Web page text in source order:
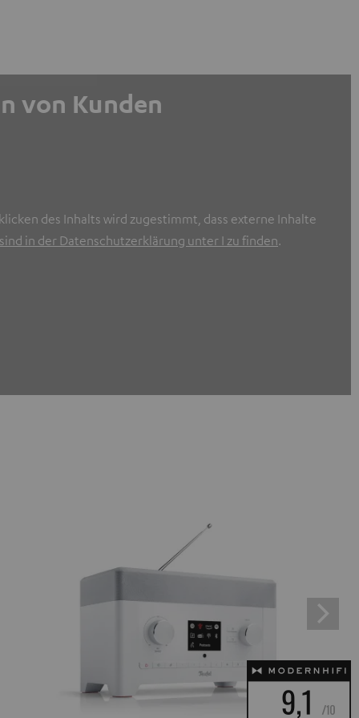
von Kunden
des Inhalts wird zugestimmt, dass externe Inhalte
in der Datenschutzerklärung unter I zu finden.